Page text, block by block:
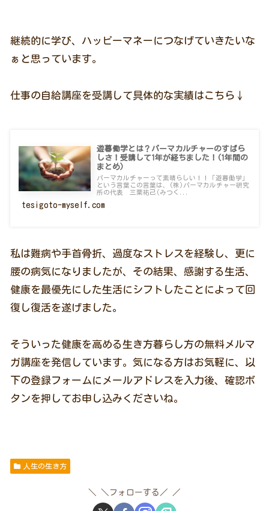
継続的に学び、ハッピーマネーにつなげていきたいな
ぁと思っています。
仕事の自給講座を受講して具体的な実績はこちら↓
遊暮働学とは？パーマカルチャーのすばら
しさ！受講して1年が経ちました！(1年間の
まとめ)
パーマカルチャーって素晴らしい！！「遊暮働学」
という言葉この言葉は、(株)パーマカルチャー研究
所の代表 三栗祐己(みつく...
tesigoto-myself.com
私は難病や手首骨折、過度なストレスを経験し、更に
腰の病気になりましたが、その結果、感謝する生活、
健康を最優先にした生活にシフトしたことによって回
復し復活を遂げました。
そういった健康を高める生き方暮らし方の無料メルマ
ガ講座を発信しています。気になる方はお気軽に、以
下の登録フォームにメールアドレスを入力後、確認ボ
タンを押してお申し込みくださいね。
人生の生き方
＼フォローする／